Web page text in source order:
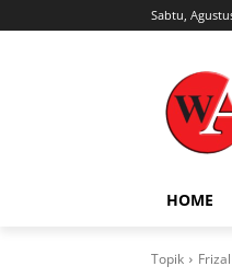
Sabtu,
HOME
Topik